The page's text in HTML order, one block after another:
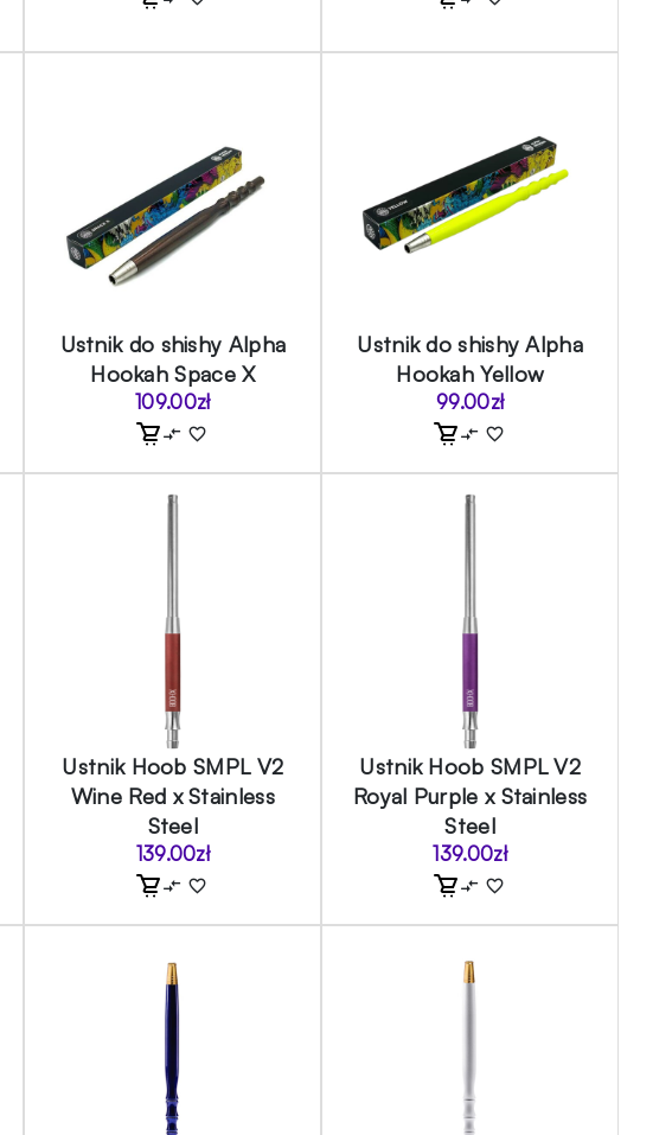
Ustnik do shishy Alpha
Hookah Space X
109.00zł
Ustnik do shishy Alpha
Hookah Yellow
99.00zł
Ustnik Hoob SMPL V2
Wine Red x Stainless
Steel
139.00zł
Ustnik Hoob SMPL V2
Royal Purple x Stainless
Steel
139.00zł